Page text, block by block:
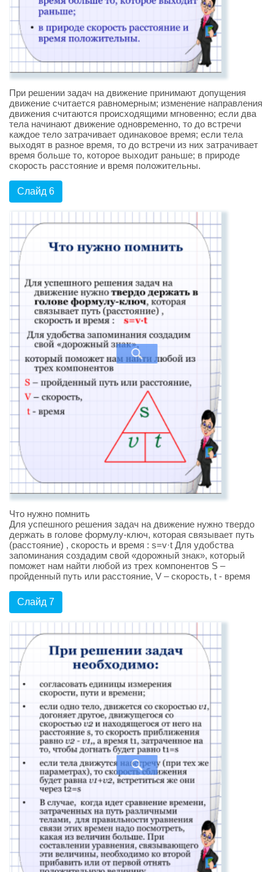
При решении задач на движение принимают допущения
движение считается равномерным; изменение направления
движения считаются происходящими мгновенно; если два
тела начинают движение одновременно, то до встречи
каждое тело затрачивает одинаковое время; если тела
выходят в разное время, то до встречи из них затрачивает
время больше то, которое выходит раньше; в природе
скорость расстояние и время положительны.
Слайд 6
Что нужно помнить
Для успешного решения задач на движение нужно твердо
держать в голове формулу-ключ, которая связывает путь
(расстояние) , скорость и время : s=v·t Для удобства
запоминания создадим свой «дорожный знак», который
поможет нам найти любой из трех компонентов S –
пройденный путь или расстояние, V – скорость, t - время
Слайд 7